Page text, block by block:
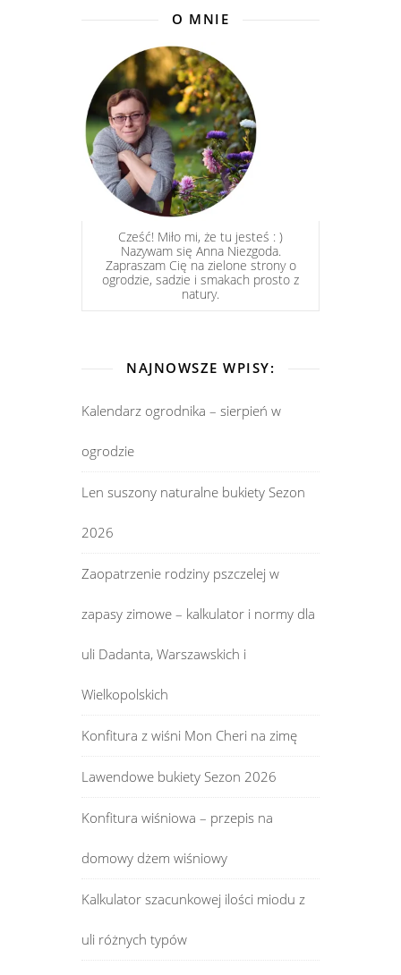
O MNIE
Cześć! Miło mi, że tu jesteś : )
Nazywam się Anna Niezgoda.
Zapraszam Cię na zielone strony o
ogrodzie, sadzie i smakach prosto z
natury.
NAJNOWSZE WPISY:
Kalendarz ogrodnika – sierpień w
ogrodzie
Len suszony naturalne bukiety Sezon
2026
Zaopatrzenie rodziny pszczelej w
zapasy zimowe – kalkulator i normy dla
uli Dadanta, Warszawskich i
Wielkopolskich
Konfitura z wiśni Mon Cheri na zimę
Lawendowe bukiety Sezon 2026
Konfitura wiśniowa – przepis na
domowy dżem wiśniowy
Kalkulator szacunkowej ilości miodu z
uli różnych typów